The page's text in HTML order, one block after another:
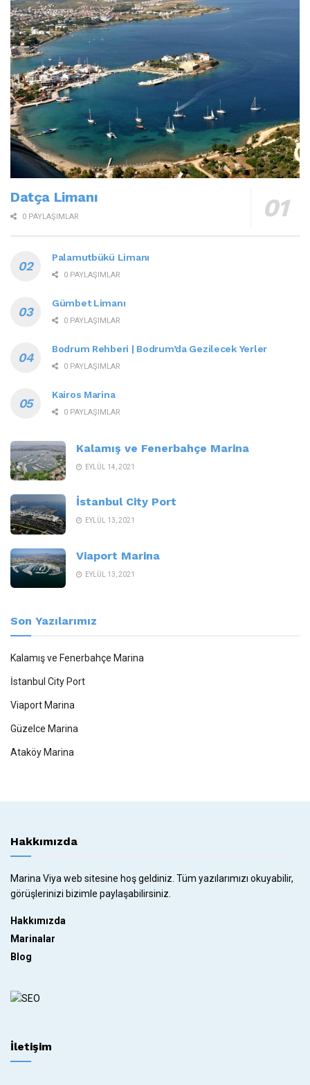
Datça Limanı
0 PAYLAŞIMLAR
Palamutbükü Limanı
0 PAYLAŞIMLAR
Gümbet Limanı
0 PAYLAŞIMLAR
Bodrum Rehberi | Bodrum’da Gezilecek Yerler
0 PAYLAŞIMLAR
Kairos Marina
0 PAYLAŞIMLAR
Kalamış ve Fenerbahçe Marina
EYLÜL 14, 2021
İstanbul City Port
EYLÜL 13, 2021
Viaport Marina
EYLÜL 13, 2021
Son Yazılarımız
Kalamış ve Fenerbahçe Marina
İstanbul City Port
Viaport Marina
Güzelce Marina
Ataköy Marina
Hakkımızda
Marina Viya web sitesine hoş geldiniz. Tüm yazılarımızı okuyabilir,
görüşlerinizi bizimle paylaşabilirsiniz.
Hakkımızda
Marinalar
Blog
İletişim